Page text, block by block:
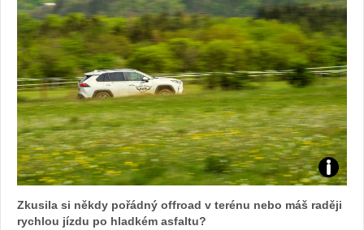
Zdroj:
Zkusila si někdy pořádný offroad v terénu nebo máš raději
rychlou jízdu po hladkém asfaltu?